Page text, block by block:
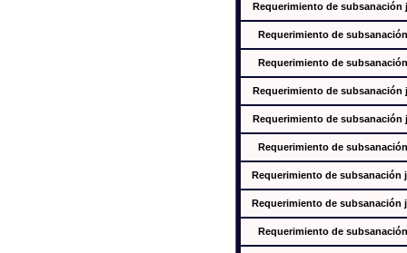
Requerimiento de subsanación
Requerimiento de
Requerimiento de
Requerimiento de subsanación
Requerimiento de subsanación
Requerimiento de
Requerimiento de subsanación
Requerimiento de subsanación
Requerimiento de